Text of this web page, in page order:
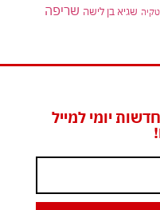
שגיא בן לישה שריפה
יומי למייל